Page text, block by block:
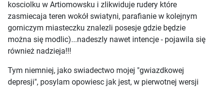
kosciolku w Artiomowsku i zlikwiduje rudery które
zasmiecaja teren wokół swiatyni, parafianie w kolejnym
gorniczym miasteczku znalezli posesje gdzie będzie
można się modlic)...nadeszly nawet intencje - pojawila się
również nadzieja!!!
Tym niemniej, jako swiadectwo mojej "gwiazdkowej
depresji", posylam opowiesc jak jest, w pierwotnej wersji